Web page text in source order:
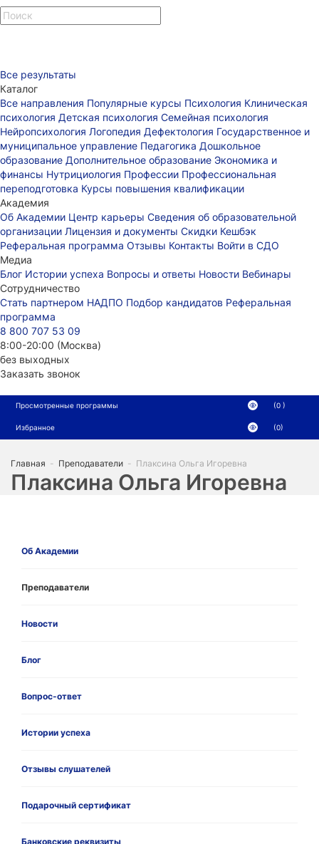
Все результаты
Каталог
Все направления Популярные курсы Психология Клиническая
психология Детская психология Семейная психология
Нейропсихология Логопедия Дефектология Государственное и
муниципальное управление Педагогика Дошкольное
образование Дополнительное образование Экономика и
финансы Нутрициология Профессии Профессиональная
переподготовка Курсы повышения квалификации
Академия
Об Академии Центр карьеры Сведения об образовательной
организации Лицензия и документы Скидки Кешбэк
Реферальная программа Отзывы Контакты Войти в СДО
Медиа
Блог Истории успеха Вопросы и ответы Новости Вебинары
Сотрудничество
Стать партнером НАДПО Подбор кандидатов Реферальная
программа
8 800 707 53 09
8:00-20:00 (Москва)
без выходных
Заказать звонок
Просмотренные программы (0 )
Избранное (0)
Главная - Преподаватели - Плаксина Ольга Игоревна
Плаксина Ольга Игоревна
Об Академии
Преподаватели
Новости
Блог
Вопрос-ответ
Истории успеха
Отзывы слушателей
Подарочный сертификат
Банковские реквизиты